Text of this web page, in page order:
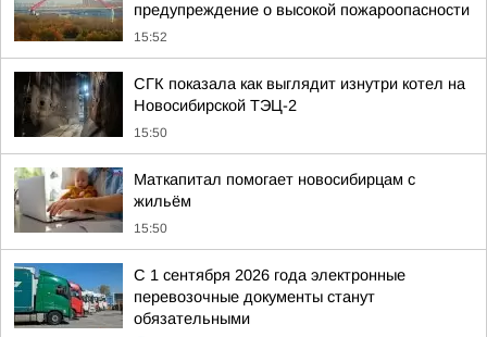
предупреждение о высокой пожароопасности
15:52
СГК показала как выглядит изнутри котел на
Новосибирской ТЭЦ-2
15:50
Маткапитал помогает новосибирцам с
жильём
15:50
С 1 сентября 2026 года электронные
перевозочные документы станут
обязательными